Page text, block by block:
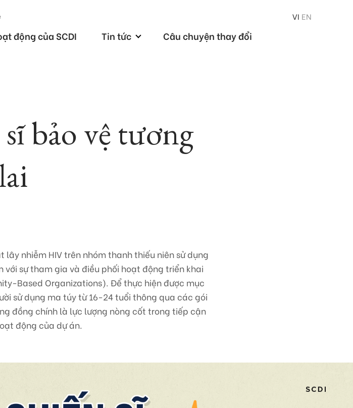
động của SCDI Tin tức Câu chuyện thay đổi
VI EN
bảo vệ tương
lai
nhiễm HIV trên nhóm thanh thiếu niên sử dụng
sự tham gia và điều phối hoạt động triển khai
Based Organizations). Để thực hiện được mục
sử dụng ma túy từ 16-24 tuổi thông qua các gói
đồng chính là lực lượng nòng cốt trong tiếp cận
động của dự án.